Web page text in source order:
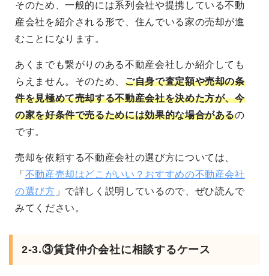
そのため、一般的には系列会社や提携している不動
産会社を紹介される形で、住んでいる家の売却が進
むことになります。
あくまでも繋がりのある不動産会社しか紹介しても
らえません。そのため、ご自身で査定額や売却の条
件を見極めて売却する不動産会社を決めた方が、今
の家を好条件で売るためには効果的な場合があるの
です。
売却を依頼する不動産会社の選び方については、
「 不動産売却はどこがいい？おすすめの不動産会社
の選び方 」で詳しく説明しているので、ぜひ読んで
みてください。
2-3.③賃貸仲介会社に相談するケース